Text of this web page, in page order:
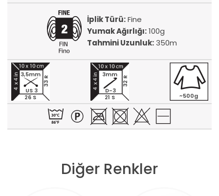
İplik Türü:Fine
Yumak Ağırlığı:100g
Tahmini Uzunluk:350m
26 S
33 R
3,5mm
US 3
21 S
32 R
3mm
D-3
~500g
Diğer Renkler